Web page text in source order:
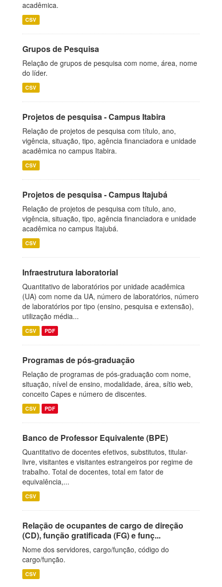
acadêmica.
CSV
Grupos de Pesquisa
Relação de grupos de pesquisa com nome, área, nome
do líder.
CSV
Projetos de pesquisa - Campus Itabira
Relação de projetos de pesquisa com título, ano,
vigência, situação, tipo, agência financiadora e unidade
acadêmica no campus Itabira.
CSV
Projetos de pesquisa - Campus Itajubá
Relação de projetos de pesquisa com título, ano,
vigência, situação, tipo, agência financiadora e unidade
acadêmica no campus Itajubá.
CSV
Infraestrutura laboratorial
Quantitativo de laboratórios por unidade acadêmica
(UA) com nome da UA, número de laboratórios, número
de laboratórios por tipo (ensino, pesquisa e extensão),
utilização média...
CSV PDF
Programas de pós-graduação
Relação de programas de pós-graduação com nome,
situação, nível de ensino, modalidade, área, sítio web,
conceito Capes e número de discentes.
CSV PDF
Banco de Professor Equivalente (BPE)
Quantitativo de docentes efetivos, substitutos, titular-
livre, visitantes e visitantes estrangeiros por regime de
trabalho. Total de docentes, total em fator de
equivalência,...
CSV
Relação de ocupantes de cargo de direção
(CD), função gratificada (FG) e funç...
Nome dos servidores, cargo/função, código do
cargo/função.
CSV